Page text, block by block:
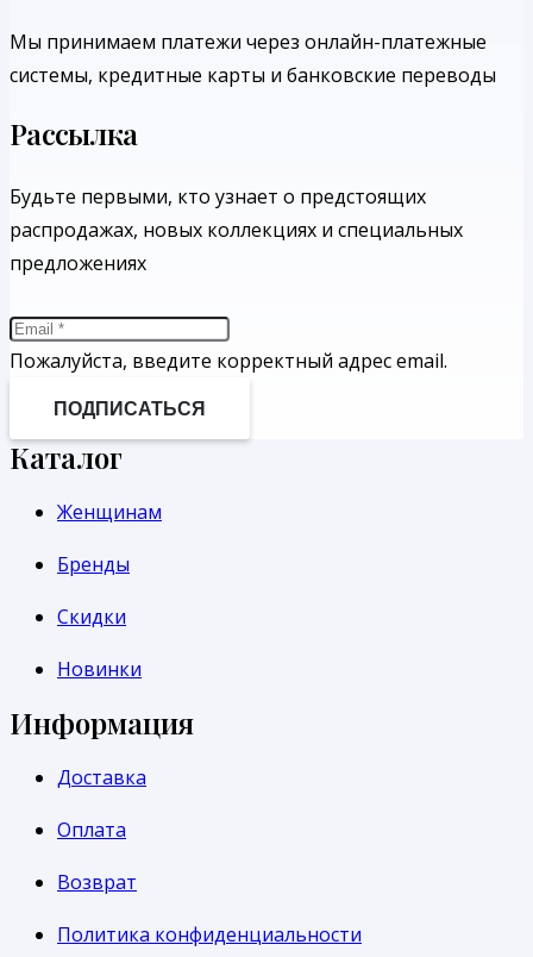
Мы принимаем платежи через онлайн-платежные
системы, кредитные карты и банковские переводы
Рассылка
Будьте первыми, кто узнает о предстоящих
распродажах, новых коллекциях и специальных
предложениях
Пожалуйста, введите корректный адрес email.
ПОДПИСАТЬСЯ
Каталог
Женщинам
Бренды
Скидки
Новинки
Информация
Доставка
Оплата
Возврат
Политика конфиденциальности